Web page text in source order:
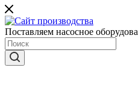
Поставляем насосное